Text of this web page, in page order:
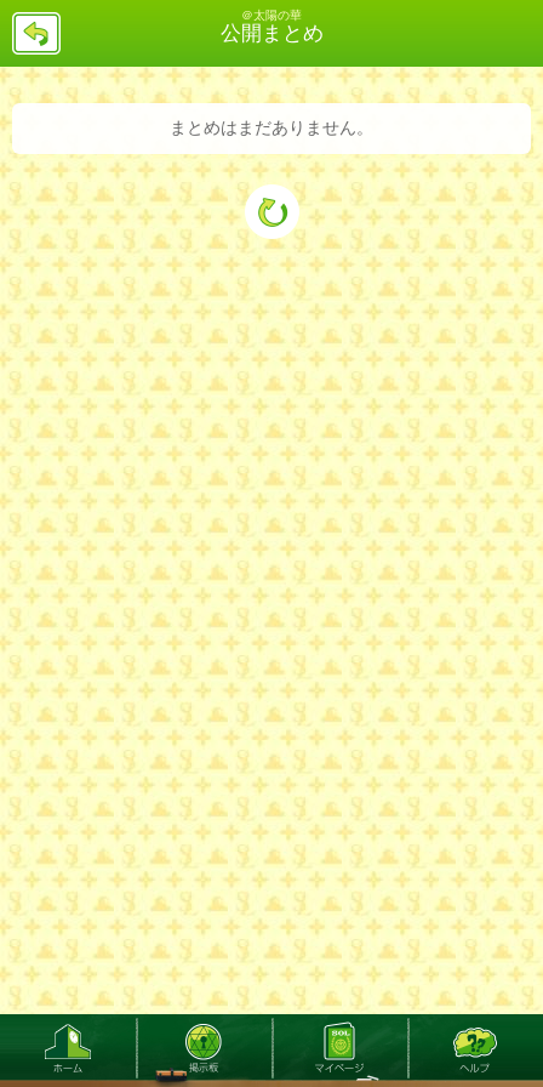
＠太陽の華
公開まとめ
戻
まとめはまだありません。